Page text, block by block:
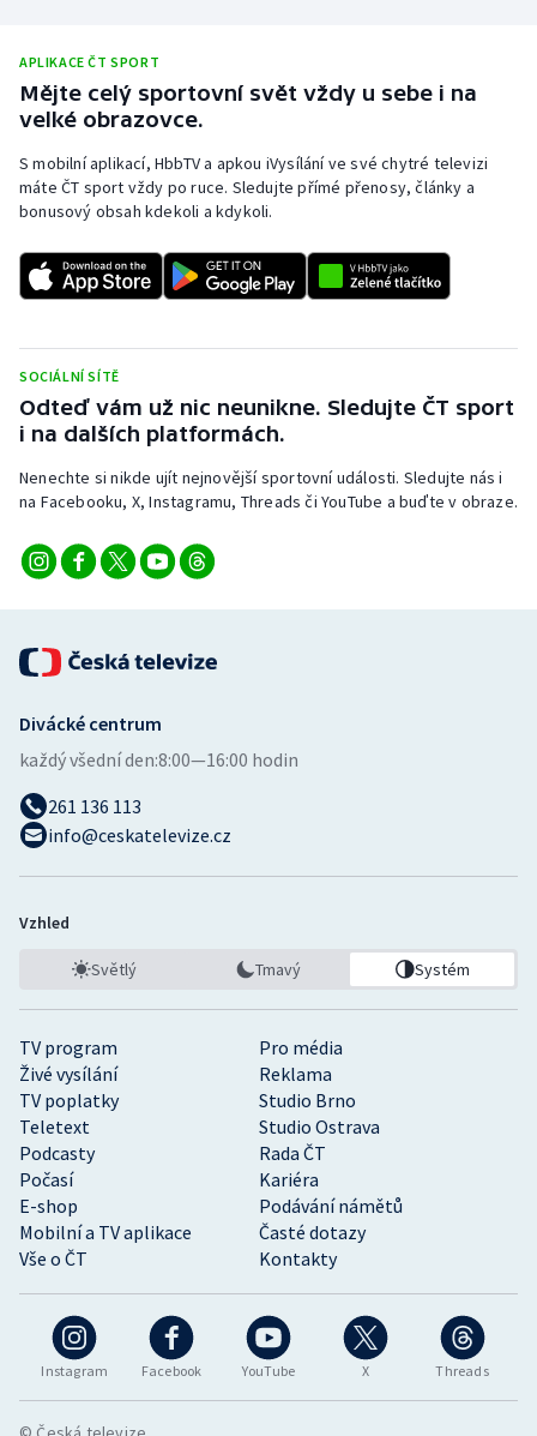
APLIKACE ČT SPORT
Mějte celý sportovní svět vždy u sebe i na
velké obrazovce.
S mobilní aplikací, HbbTV a apkou iVysílání ve své chytré televizi
máte ČT sport vždy po ruce. Sledujte přímé přenosy, články a
bonusový obsah kdekoli a kdykoli.
SOCIÁLNÍ SÍTĚ
Odteď vám už nic neunikne. Sledujte ČT sport
i na dalších platformách.
Nenechte si nikde ujít nejnovější sportovní události. Sledujte nás i
na Facebooku, X, Instagramu, Threads či YouTube a buďte v obraze.
Instagram Facebook YouTube X Threads
TV program
Pro média
Živé vysílání
Reklama
TV poplatky
Studio Brno
Teletext
Studio Ostrava
Podcasty
Rada ČT
Počasí
Kariéra
E-shop
Podávání námětů
Mobilní a TV aplikace
Časté dotazy
Vše o ČT
Kontakty
Divácké centrum
každý všední den:8:00—16:00 hodin
261 136 113
info@ceskatelevize.cz
Vzhled
Světlý Tmavý Systém